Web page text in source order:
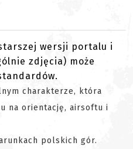
wersji portalu i
zdjęcia) może
charakterze, która
na orientację, airsoftu i
polskich gór.